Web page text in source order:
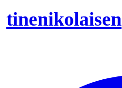
tinenikolaisen